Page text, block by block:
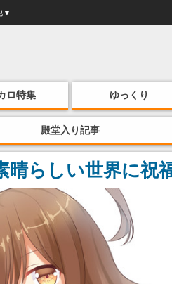
▼
ロ特集 ゆっくり
殿堂入り記事
晴らしい世界に祝